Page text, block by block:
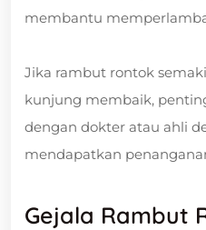
membantu
Jika rambut rontok
kunjung membaik,
dengan dokter atau ahli
mendapatkan
Gejala Rambut